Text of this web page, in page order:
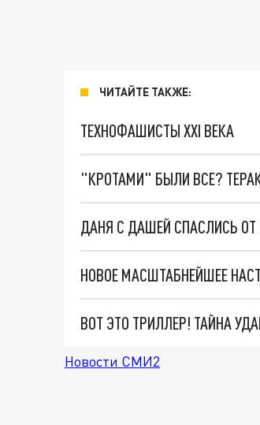
ЧИТАЙТЕ ТАКЖЕ:
ТЕХНОФАШИСТЫ XXI ВЕКА
"КРОТАМИ" БЫЛИ ВСЕ?
ДАНЯ С ДАШЕЙ СПАСЛИСЬ
ВОТ ЭТО ТРИЛЛЕР! ТАЙНА
Новости СМИ2